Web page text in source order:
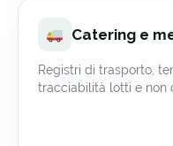
Catering e
Registri di trasporto,
tracciabilità lotti e non